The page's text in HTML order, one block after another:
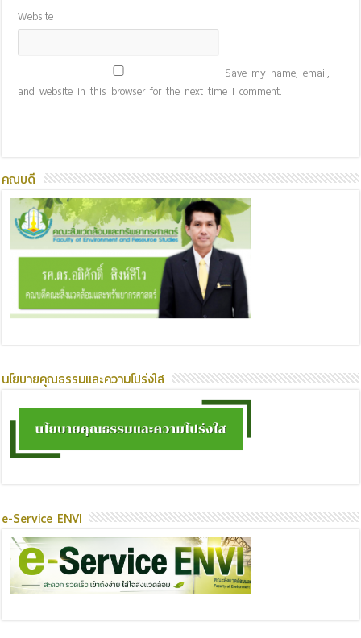
Website
Save my name, email,
and website in this browser for the next time I comment.
คณบดี
นโยบายคุณธรรมและความโปร่งใส
e-Service ENVI